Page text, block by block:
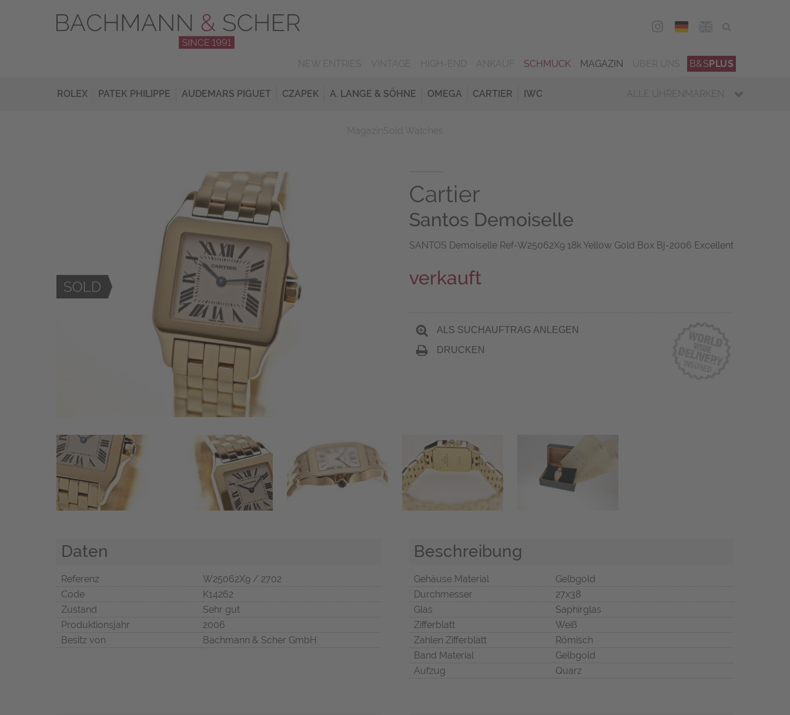
DEU
SCHMUCK MAGAZIN B&SPLUS
ROLEX PATEK PHILIPPE AUDEMARS PIGUET CZAPEK A. LANGE & SÖHNE OMEGA CARTIER IWC ALLE UHRENMARKEN
Cartier
Santos Demoiselle
SANTOS Demoiselle Ref-W25062X9 18k Yellow Gold Box Bj-2006 Excellent
verkauft
ALS SUCHAUFTRAG ANLEGEN
DRUCKEN
Daten
Referenz
W25062X9 / 2702
Code
K14262
Zustand
Sehr gut
Produktionsjahr
2006
Besitz von
Bachmann & Scher GmbH
Beschreibung
Gehäuse Material
Gelbgold
Durchmesser
27x38
Glas
Saphirglas
Zifferblatt
Weiß
Zahlen Zifferblatt
Römisch
Band Material
Gelbgold
Aufzug
Quarz